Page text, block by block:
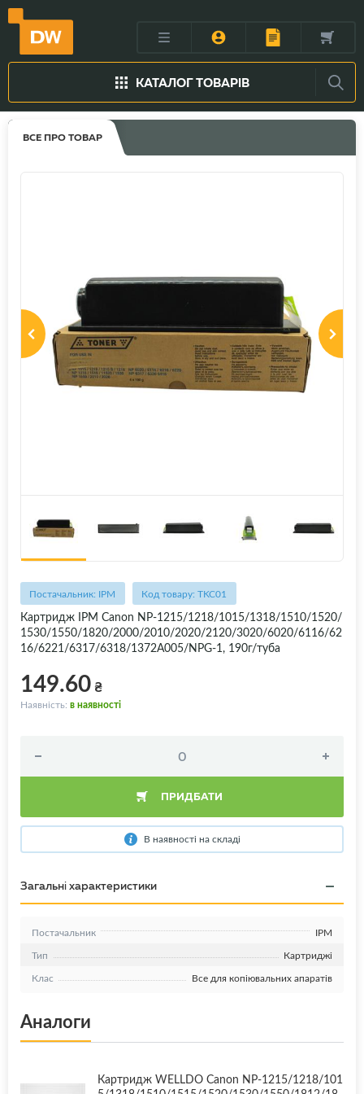
КАТАЛОГ ТОВАРІВ
ВСЕ ПРО ТОВАР
Постачальник: IPM Код товару: TKC01
Картридж IPM Canon NP-1215/1218/1015/1318/1510/1520/
1530/1550/1820/2000/2010/2020/2120/3020/6020/6116/62
16/6221/6317/6318/1372A005/NPG-1, 190г/туба
149.60₴
Наявність: в наявності
ПРИДБАТИ
В наявності на складі
Загальні характеристики
Постачальник
IPM
Тип
Картриджі
Клас
Все для копіювальних апаратів
Аналоги
Картридж WELLDO Canon NP-1215/1218/101